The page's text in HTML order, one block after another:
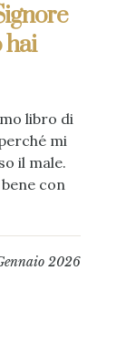
hai
libro di
mi
il male.
con
2026